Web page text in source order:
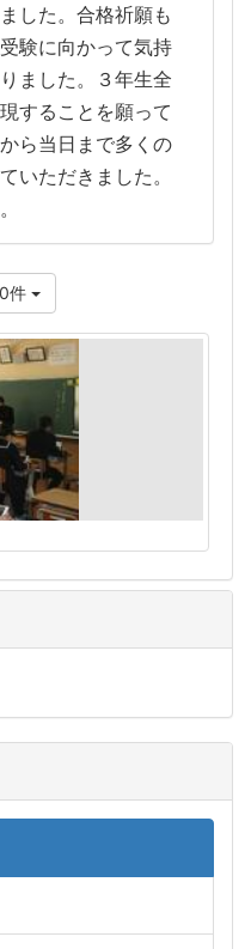
した。合格祈願も
験に向かって気持
ました。３年生全
することを願って
ら当日まで多くの
いただきました。
件